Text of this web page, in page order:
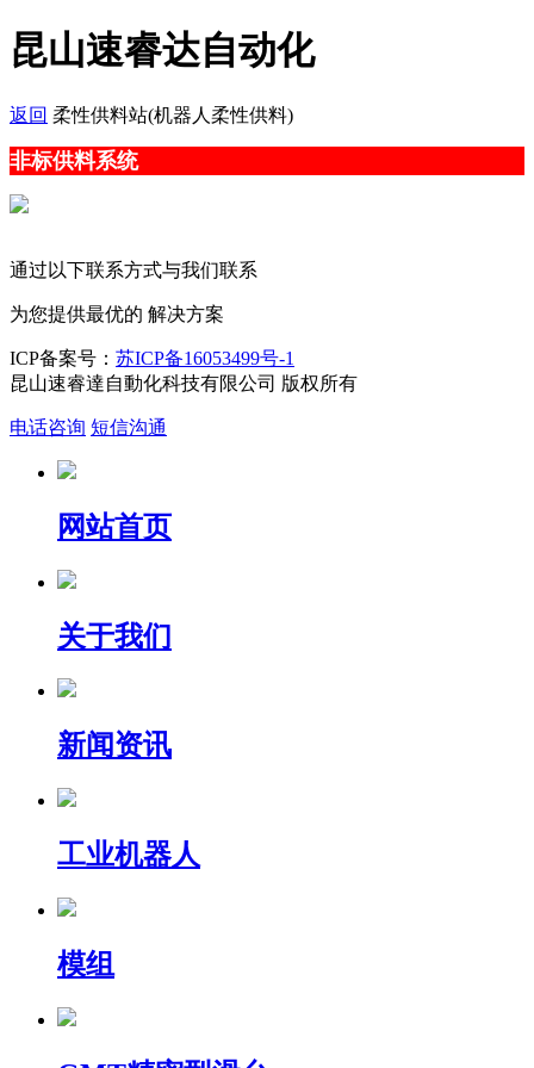
昆山速睿达自动化
返回 柔性供料站(机器人柔性供料)
非标供料系统
通过以下联系方式与我们联系
为您提供最优的 解决方案
ICP备案号： 苏ICP备16053499号-1
昆山速睿達自動化科技有限公司 版权所有
电话咨询 短信沟通
网站首页
关于我们
新闻资讯
工业机器人
模组